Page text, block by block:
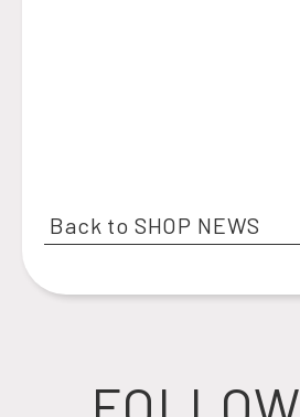
Back to SHOP NEWS